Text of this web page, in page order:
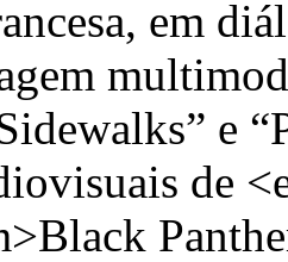
em
e
de